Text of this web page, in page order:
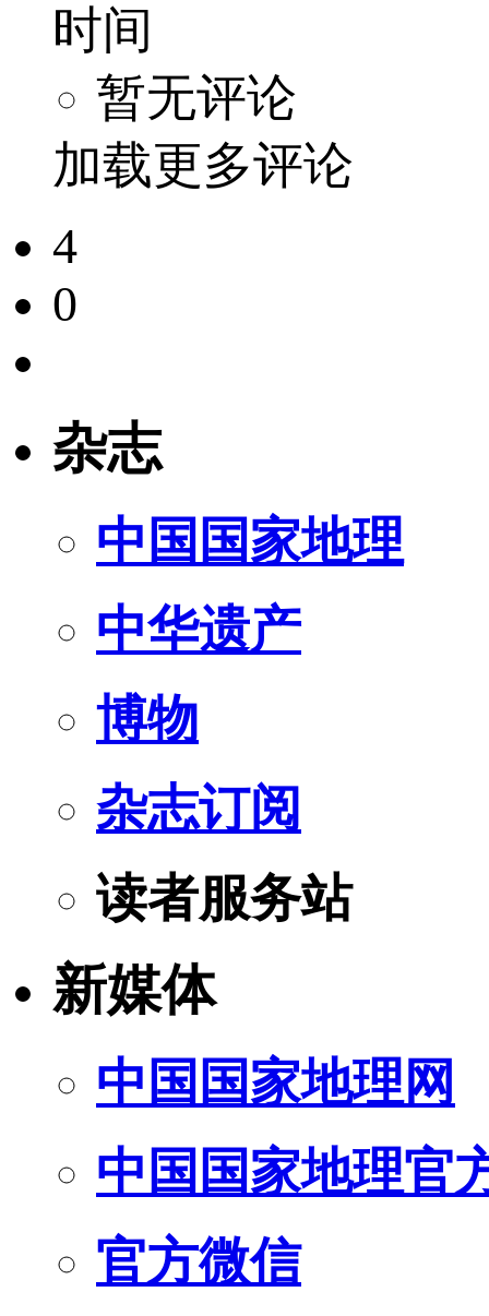
时间
暂无评论
加载更多评论
4
0
杂志
中国国家地理
中华遗产
博物
杂志订阅
读者服务站
新媒体
中国国家地理网
中国国家地理官
官方微信